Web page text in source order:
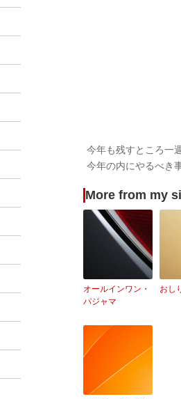
今年も残すところ一
今年の内にやるべき
More from my
オールインワン・
パジャマ
おし